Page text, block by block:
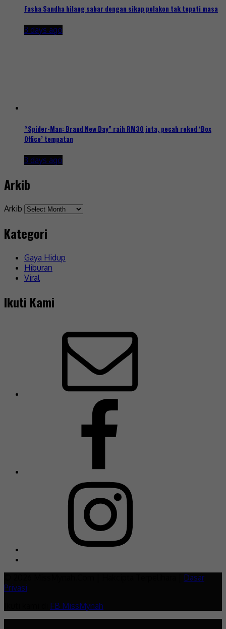
Fasha Sandha hilang sabar dengan sikap pelakon tak tepati masa
3 days ago
“Spider-Man: Brand New Day” raih RM30 juta, pecah rekod ‘Box
Office’ tempatan
3 days ago
Arkib
Arkib
Kategori
Gaya Hidup
Hiburan
Viral
Ikuti Kami
Dasar
Privasi
FB MissMynah